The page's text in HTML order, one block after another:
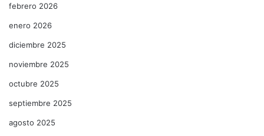
febrero 2026
enero 2026
diciembre 2025
noviembre 2025
octubre 2025
septiembre 2025
agosto 2025